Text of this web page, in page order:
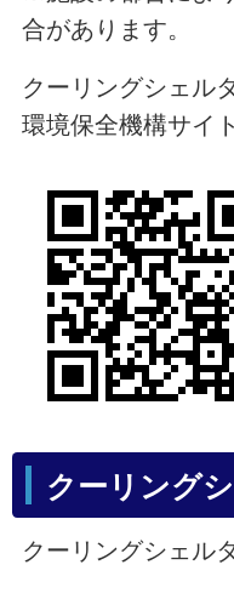
合があります。
クーリングシェル
環境保全機構サイ
クーリング
クーリングシェル